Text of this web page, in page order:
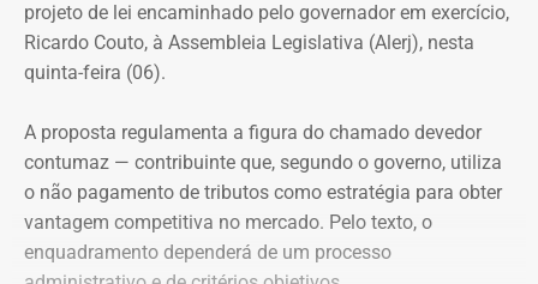
antes mesmo que o contato físico aconteça”, comenta.
Tabela: Imagem gerada por IA
Apesar da recuperação, o valor ainda está 16,3% abaixo,
Quando a comparação é feita em valores corrigidos pela
inflação, a diferença chega a 30,1%.
Patrimônio de Fred Pacheco é
composto em sua maioria por
projeto de lei encaminhado pelo governador em exercício,
Ricardo Couto, à Assembleia Legislativa (Alerj), nesta
quinta-feira (06).
A proposta regulamenta a figura do chamado devedor
contumaz — contribuinte que, segundo o governo, utiliza
o não pagamento de tributos como estratégia para obter
vantagem competitiva no mercado. Pelo texto, o
enquadramento dependerá de um processo